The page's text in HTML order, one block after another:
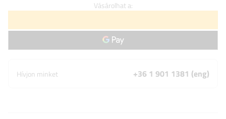
Vásárolhat a:
Hívjon minket +36 1 901 1381 (eng)